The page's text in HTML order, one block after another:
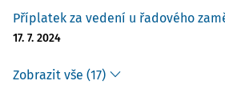
Příplatek za vedení u řadového
17. 7. 2024
Zobrazit vše (17)